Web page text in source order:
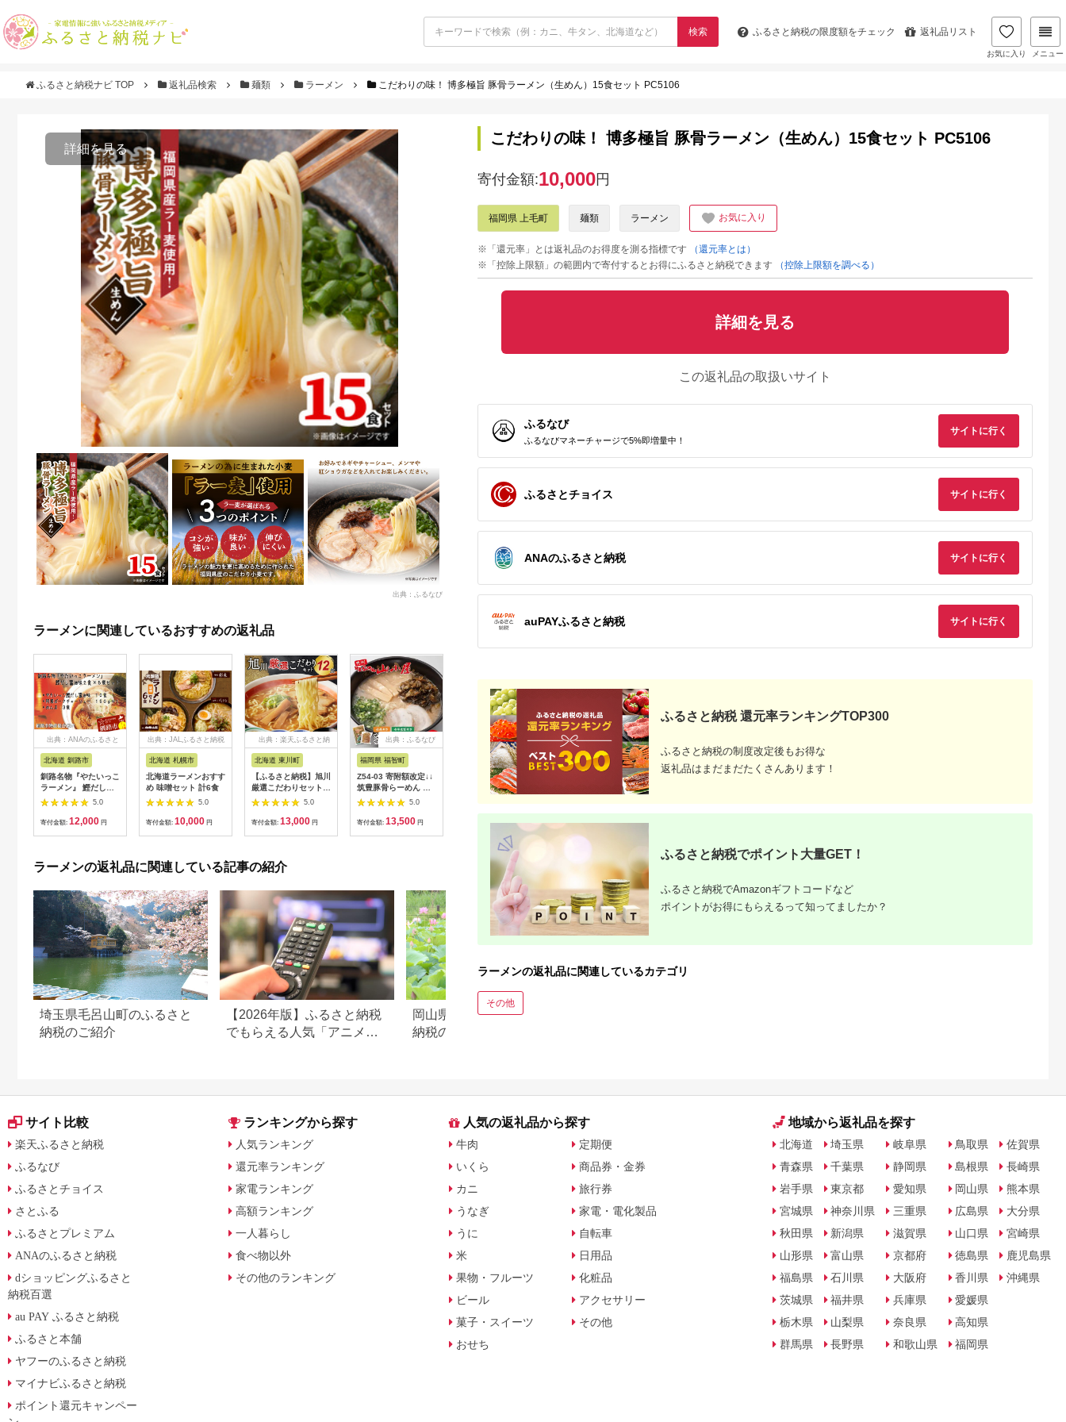
検索 ふるさと納税の限度額をチェック 返礼品リスト
お気に入り メニュー
ふるさと納税ナビ TOP 返礼品検索 麺類 ラーメン こだわりの味！ 博多極旨 豚骨ラーメン（生めん）15食セット PC5106
詳細を見る
出典：ふるなび
ラーメンに関連しているおすすめの返礼品
出典：ANAのふるさと
北海道 釧路市
釧路名物『やたいっこ
ラーメン』 鰹だし醤
油味2食×5袋セット
ふるさと納税 ラーメ
ン F4F-1105
5.0
寄付金額: 12,000 円
出典：JALふるさと納税
北海道 札幌市
北海道ラーメンおすす
め 味噌セット 計6食
5.0
寄付金額: 10,000 円
出典：楽天ふるさと納
北海道 東川町
【ふるさと納税】旭川
厳選こだわりセット
12食（旭川名店ラー
メン詰合せ）
5.0
寄付金額: 13,000 円
出典：ふるなび
福岡県 福智町
Z54-03 寄附額改定↓↓
筑豊豚骨らーめん 焼
豚高菜生ラーメンとん
こつ6食セット ラーメ
ン
5.0
寄付金額: 13,500 円
出典：ふるなび
福岡県 上毛町
博多豚骨ラーメン 名
店「八ちゃんラーメ
5.0
寄付金額:14,000円
出典：ふるなび
群馬県 沼田市
二郎系 しょうゆラー
メン 550g×4個 生中
5.0
寄付金額:11,000円
【極麺】 太麺 中華 ・
油 味噌 タンメン 食べ
5.0
「焼豚ラーメン」2ケ
5.0 5.0
ラーメンの返礼品に関連している記事の紹介
埼玉県毛呂山町のふるさと
納税のご紹介
【2026年版】ふるさと納税
でもらえる人気「アニメ」
岡山県 久米南町のふるさと
納税のご紹介
こだわりの味！ 博多極旨 豚骨ラーメン（生めん）15食セット PC5106
寄付金額:10,000円
福岡県 上毛町 麺類 ラーメン お気に入り
※「還元率」とは返礼品のお得度を測る指標です
（還元率とは）
※「控除上限額」の範囲内で寄付するとお得にふるさと納税できます
（控除上限額を調べる）
詳細を見る
この返礼品の取扱いサイト
ふるなび
ふるなびマネーチャージで5%即増量中！
サイトに行く
ふるさとチョイス サイトに行く
ANAのふるさと納税 サイトに行く
auPAYふるさと納税 サイトに行く
ふるさと納税 還元率ランキングTOP300
ふるさと納税の制度改定後もお得な
返礼品はまだまだたくさんあります！
ふるさと納税でポイント大量GET！
ふるさと納税でAmazonギフトコードなど
ポイントがお得にもらえるって知ってましたか？
ラーメンの返礼品に関連しているカテゴリ
その他
サイト比較
楽天ふるさと納税
ふるなび
ふるさとチョイス
さとふる
ふるさとプレミアム
ANAのふるさと納税
dショッピングふるさと
納税百選
au PAY ふるさと納税
ふるさと本舗
ヤフーのふるさと納税
マイナビふるさと納税
ポイント還元キャンペー
ランキングから探す
人気ランキング
還元率ランキング
家電ランキング
高額ランキング
一人暮らし
食べ物以外
その他のランキング
人気の返礼品から探す
牛肉
いくら
カニ
うなぎ
うに
米
果物・フルーツ
ビール
菓子・スイーツ
おせち
定期便
商品券・金券
旅行券
家電・電化製品
自転車
日用品
化粧品
アクセサリー
その他
地域から返礼品を探す
北海道
青森県
岩手県
宮城県
秋田県
山形県
福島県
茨城県
栃木県
群馬県
埼玉県
千葉県
東京都
神奈川県
新潟県
富山県
石川県
福井県
山梨県
長野県
岐阜県
静岡県
愛知県
三重県
滋賀県
京都府
大阪府
兵庫県
奈良県
和歌山県
鳥取県
島根県
岡山県
広島県
山口県
徳島県
香川県
愛媛県
高知県
福岡県
佐賀県
長崎県
熊本県
大分県
宮崎県
鹿児島県
沖縄県